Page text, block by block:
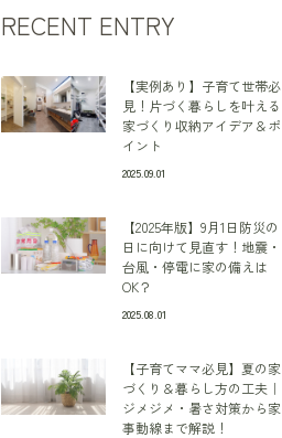
RECENT ENTRY
【実例あり】子育て世帯必
見！片づく暮らしを叶える
家づくり収納アイデア＆ポ
イント
2025.09.01
【2025年版】9月1日防災の
日に向けて見直す！地震・
台風・停電に家の備えは
OK？
2025.08.01
【子育てママ必見】夏の家
づくり＆暮らし方の工夫｜
ジメジメ・暑さ対策から家
事動線まで解説！